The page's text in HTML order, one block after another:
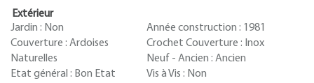
Extérieur
Jardin : Non Année construction : 1981
Couverture : Ardoises
Naturelles
Crochet Couverture : Inox
Neuf - Ancien : Ancien
Etat général : Bon Etat Vis à Vis : Non